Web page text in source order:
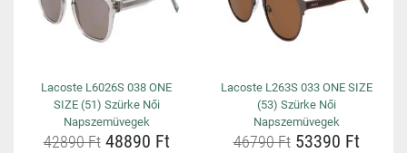
Lacoste L6026S 038 ONE
SIZE (51) Szürke Női
Napszemüvegek
42890 Ft48890 Ft
Lacoste L263S 033 ONE SIZE
(53) Szürke Női
Napszemüvegek
46790 Ft53390 Ft